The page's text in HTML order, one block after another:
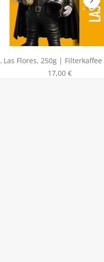
Las Flores, 250g | Filterkaffee
Kolumbien
Regulärer Preis:
17,00 €